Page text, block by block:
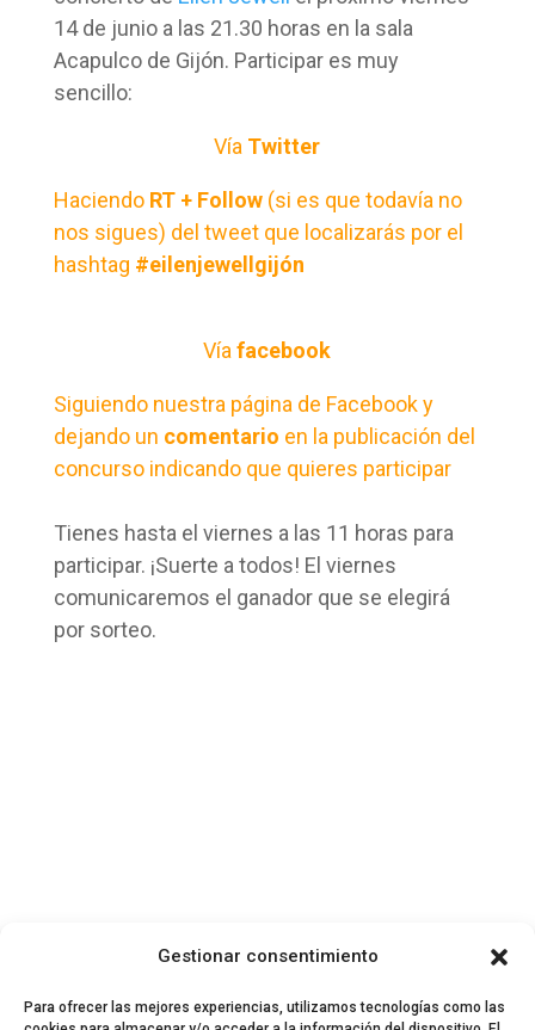
Gestionar consentimiento
Para ofrecer las mejores experiencias, utilizamos tecnologías como las
14 de junio a las 21.30 horas en la sala
Acapulco de Gijón. Participar es muy
sencillo:
Vía Twitter
Haciendo RT + Follow(si es que todavía no
nos sigues) del tweet que localizarás por el
hashtag #eilenjewellgijón
Víafacebook
Siguiendo nuestra página de Facebooky
dejando un comentario en la publicación del
concurso indicando que quieres participar
Tienes hasta el viernes a las 11 horas para
participar. ¡Suerte a todos! El viernes
comunicaremos el ganador que se elegirá
por sorteo.